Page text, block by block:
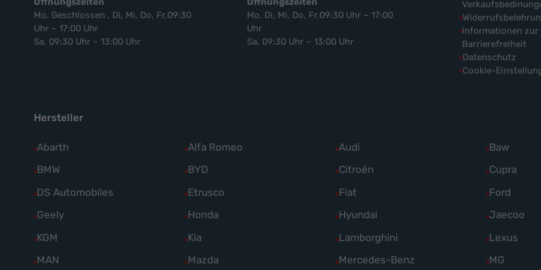
Mo. Geschlossen , Di, Mi, Do, Fr,09:30
Uhr – 17:00 Uhr
Sa, 09:30 Uhr – 13:00 Uhr
Mo, Di, Mi, Do, Fr,09:30 Uhr – 17:00
Uhr
Sa, 09:30 Uhr – 13:00 Uhr
Informationen zur
Barrierefreiheit
Datenschutz
Cookie-
Hersteller
Abarth
Alle
Fahrzeuge
Abarth
anzeigen
Alfa Romeo
Alle
Fahrzeuge
Alfa
Romeo
anzeigen
Audi
Alle
Fahrzeuge
Audi
anzeigen
Baw
Alle
Fahrzeuge
Baw
anzeigen
BMW
Alle
Fahrzeuge
BMW
anzeigen
BYD
Alle
Fahrzeuge
BYD
anzeigen
Citroën
Alle
Fahrzeuge
Citroën
anzeigen
Cupra
Alle
Fahrzeuge
Cupra
anzeigen
DS Automobiles
Alle
Fahrzeuge
DS
Automobiles
Etrusco
Alle
Fahrzeuge
Etrusco
anzeigen
Fiat
Alle
Fahrzeuge
Fiat
anzeigen
Ford
Alle
Fahrzeuge
Ford
anzeigen
Geely
Alle
Fahrzeuge
Geely
Honda
Alle
Fahrzeuge
Honda
Hyundai
Alle
Fahrzeuge
Hyundai
Jaecoo
Alle
Fahrzeuge
Jaecoo
KGM
Alle
Fahrzeuge
Kia
Alle
Fahrzeuge
Lamborghini
Alle
Fahrzeuge
Lexus
Alle
Fahrzeuge
MAN
Alle
Mazda
Alle
Mercedes-Benz
Alle
MG
Alle